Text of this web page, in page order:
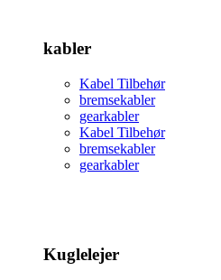
kabler
Kabel Tilbehør
bremsekabler
gearkabler
Kabel Tilbehør
bremsekabler
gearkabler
Kuglelejer